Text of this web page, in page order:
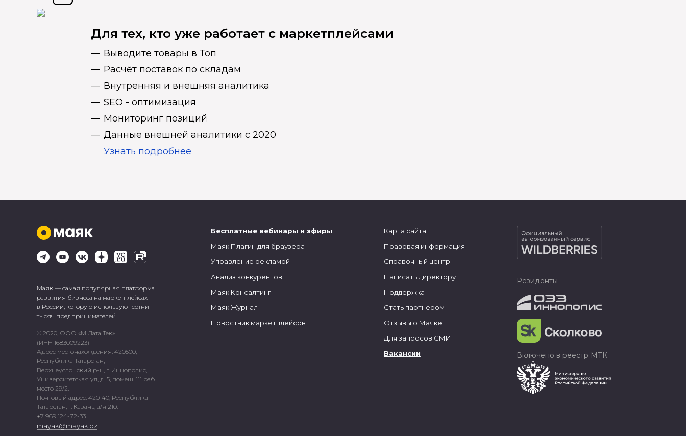
Для тех, кто уже работает с маркетплейсами
Выводите товары в Топ
Расчёт поставок по складам
Внутренняя и внешняя аналитика
SEO - оптимизация
Мониторинг позиций
Данные внешней аналитики с 2020
Узнать подробнее
Маяк — самая популярная платформа
развития бизнеса на маркетплейсах
в России, которую используют сотни
тысяч предпринимателей.
© 2020, ООО «М Дата Тек»
(ИНН 1683009223)
Адрес местонахождения: 420500,
Республика Татарстан,
Верхнеуслонский р-н, г. Иннополис,
Университетская ул, д. 5, помещ. 111 раб.
место 29/2.
Почтовый адрес: 420140, Республика
Татарстан, г. Казань, а/я 210.
+7 969 124-72-33
mayak@mayak.bz
Бесплатные вебинары и эфиры
Маяк Плагин для браузера
Управление рекламой
Анализ конкурентов
Маяк.Консалтинг
Маяк.Журнал
Новостник маркетплейсов
Карта сайта
Правовая информация
Справочный центр
Написать директору
Поддержка
Стать партнером
Отзывы о Маяке
Для запросов СМИ
Вакансии
Резиденты
Включено в реестр МТК